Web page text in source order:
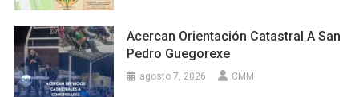
Acercan Orientación Catastral A San
Pedro Guegorexe
agosto 7, 2026 CMM